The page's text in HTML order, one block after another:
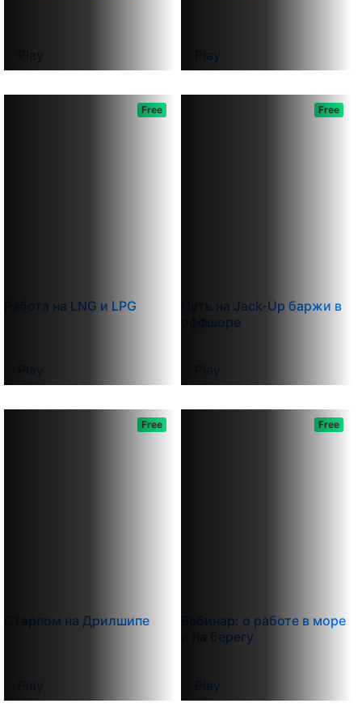
Play Play
Free
Работа на LNG и LPG
Play
Free
Путь на Jack-Up баржи в
оффшоре
Play
Free
Старпом на Дрилшипе
Play
Free
Вебинар: о работе в море
и на берегу
Play